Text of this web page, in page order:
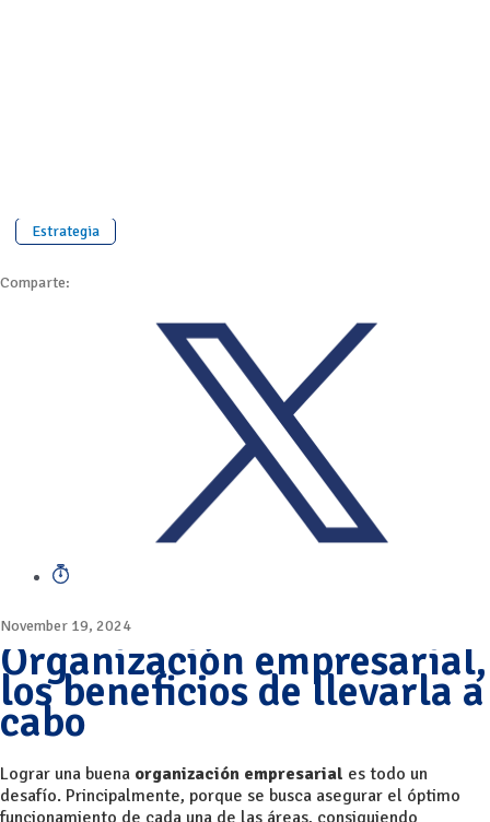
Estrategia
Comparte:
November 19, 2024
Organización empresarial,
los beneficios de llevarla a
cabo
Lograr una buena organización empresarial es todo un
desafío. Principalmente, porque se busca asegurar el óptimo